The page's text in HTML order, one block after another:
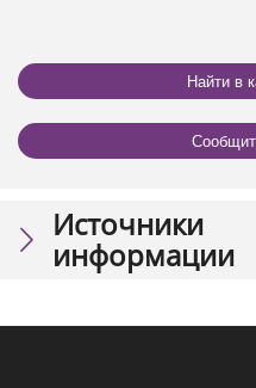
Найти в
Источники
информации